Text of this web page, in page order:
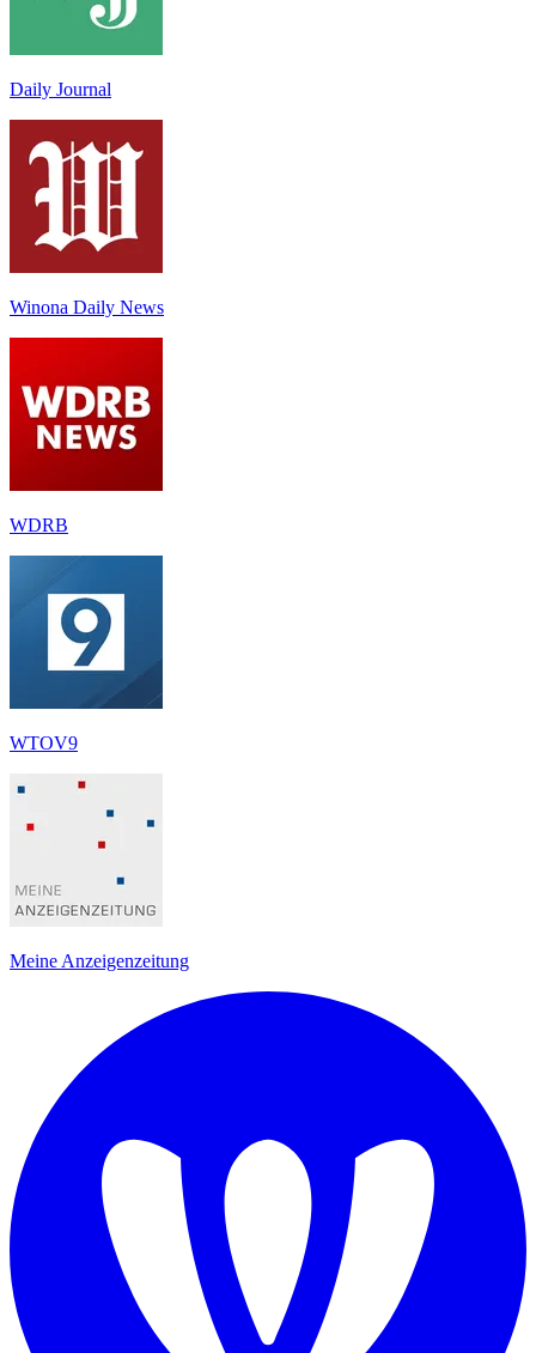
Daily Journal
Winona Daily News
WDRB
WTOV9
Meine Anzeigenzeitung